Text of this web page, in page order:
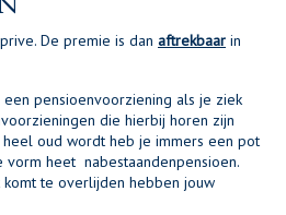
De premie is dan aftrekbaar in
pensioenvoorziening als je ziek
die hierbij horen zijn
oud wordt heb je immers een pot
heet nabestaandenpensioen.
te overlijden hebben jouw